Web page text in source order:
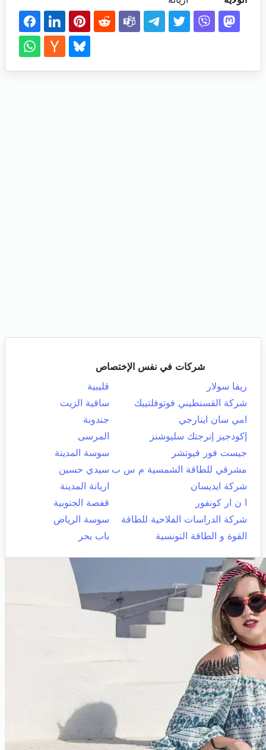
شركات في نفس الإختصاص
ريفا سولار
قليبية
شركة القسنطيني فوتوفلتييك
ساقية الزيت
امي سان اينارجي
جندوبة
إكودجيز إنرجتك سليوشنز
المرسى
جيست فور فيوتشر
سوسة المدينة
مشرقي للطاقة الشمسية م س ب سيدي حسين
شركة ايديسان
اريانة المدينة
ا ن ار كونفور
قفصة الجنوبية
شركة الدراسات الفلاحية للطاقة
سوسة الرياض
القوة و الطاقة التونسية
باب بحر